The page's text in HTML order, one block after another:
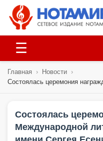
☰
Главная › Новости ›
Состоялась церемония
Состоялась
Международной